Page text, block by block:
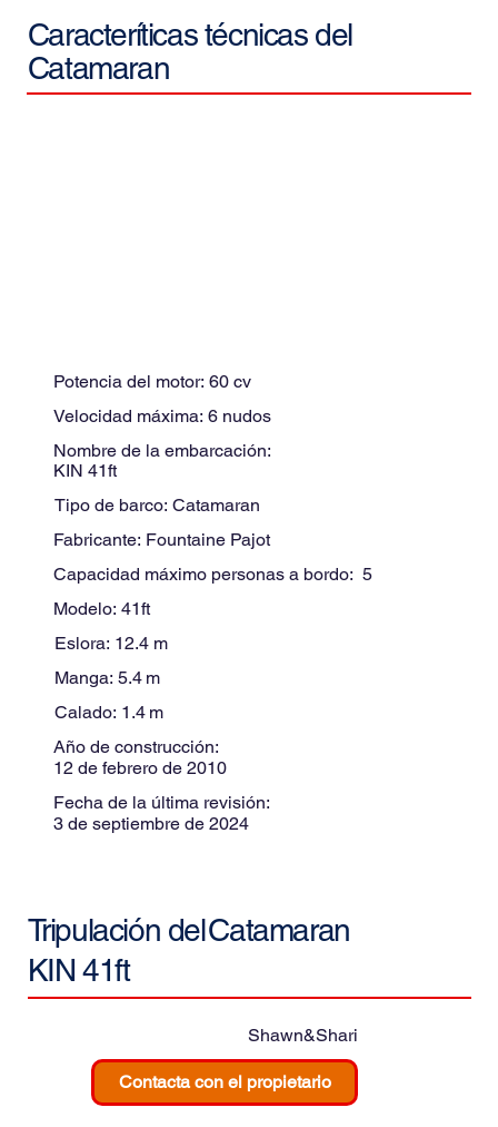
Caracteríticas técnicas del
Catamaran
Potencia del motor:60 cv
Velocidad máxima:6 nudos
Nombre de la embarcación:
KIN 41ft
Tipo de barco: Catamaran
Fabricante: Fountaine Pajot
Capacidad máximo personas a bordo:5
Modelo:41ft
Eslora: 12.4m
Manga: 5.4m
Calado: 1.4m
Año de construcción:
12 de febrero de 2010
Fecha de la última revisión:
3 de septiembre de 2024
Tripulación delCatamaran
KIN 41ft
Shawn&Shari
Contacta con el propietario